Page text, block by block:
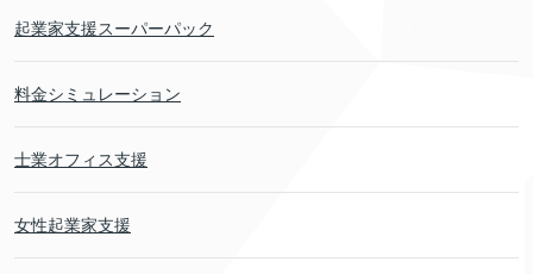
起業家支援スーパーパック
料金シミュレーション
士業オフィス支援
女性起業家支援